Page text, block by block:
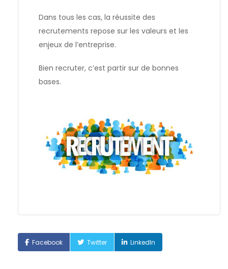
Dans tous les cas, la réussite des
recrutements repose sur les valeurs et les
enjeux de l’entreprise.
Bien recruter, c’est partir sur de bonnes
bases.
Facebook Twitter LinkedIn